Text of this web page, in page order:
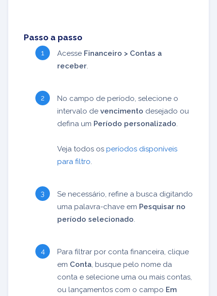
Passo a passo
Acesse Financeiro > Contas a
receber.
No campo de período, selecione o
intervalo de vencimento desejado ou
defina um Período personalizado.
Veja todos os períodos disponíveis
para filtro.
Se necessário, refine a busca digitando
uma palavra-chave em Pesquisar no
período selecionado.
Para filtrar por conta financeira, clique
em Conta, busque pelo nome da
conta e selecione uma ou mais contas,
ou lançamentos com o campo Em